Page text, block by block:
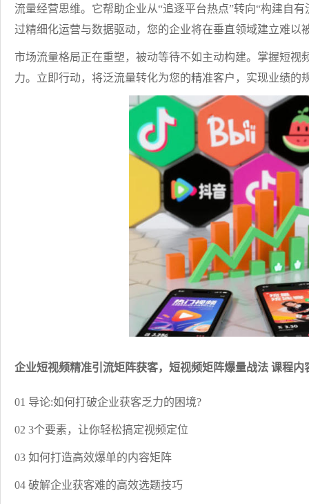
流量经营思维。它帮助企业从“追逐平台热点”转向“构建自
过精细化运营与数据驱动，您的企业将在垂直领域建立难以
市场流量格局正在重塑，被动等待不如主动构建。掌握短
力。立即行动，将泛流量转化为您的精准客户，实现业绩的
企业短视频精准引流矩阵获客，短视频矩阵爆量战法 课程内
01 导论:如何打破企业获客乏力的困境?
02 3个要素，让你轻松搞定视频定位
03 如何打造高效爆单的内容矩阵
04 破解企业获客难的高效选题技巧